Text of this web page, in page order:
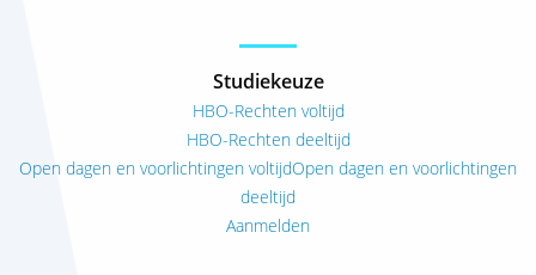
Studiekeuze
HBO-Rechten voltijd
HBO-Rechten deeltijd
Open dagen en voorlichtingen voltijdOpen dagen en voorlichtingen
deeltijd
Aanmelden